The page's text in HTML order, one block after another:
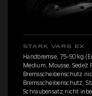
STARK VARG EX
Handbremse, 75-90 kg
Medium, Mousse, Sedež
Bremsscheibenschutz
Bremsscheibenschutz,
Schraubensatz nicht